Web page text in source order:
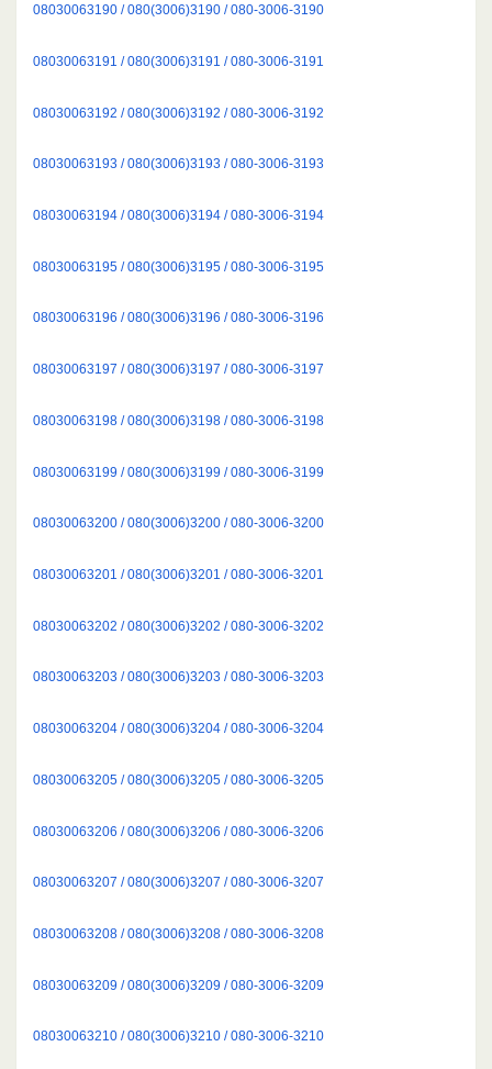
08030063190 / 080(3006)3190 / 080-3006-3190
08030063191 / 080(3006)3191 / 080-3006-3191
08030063192 / 080(3006)3192 / 080-3006-3192
08030063193 / 080(3006)3193 / 080-3006-3193
08030063194 / 080(3006)3194 / 080-3006-3194
08030063195 / 080(3006)3195 / 080-3006-3195
08030063196 / 080(3006)3196 / 080-3006-3196
08030063197 / 080(3006)3197 / 080-3006-3197
08030063198 / 080(3006)3198 / 080-3006-3198
08030063199 / 080(3006)3199 / 080-3006-3199
08030063200 / 080(3006)3200 / 080-3006-3200
08030063201 / 080(3006)3201 / 080-3006-3201
08030063202 / 080(3006)3202 / 080-3006-3202
08030063203 / 080(3006)3203 / 080-3006-3203
08030063204 / 080(3006)3204 / 080-3006-3204
08030063205 / 080(3006)3205 / 080-3006-3205
08030063206 / 080(3006)3206 / 080-3006-3206
08030063207 / 080(3006)3207 / 080-3006-3207
08030063208 / 080(3006)3208 / 080-3006-3208
08030063209 / 080(3006)3209 / 080-3006-3209
08030063210 / 080(3006)3210 / 080-3006-3210